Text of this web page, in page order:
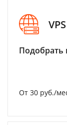
VPS
Подобрать
От 30 руб./